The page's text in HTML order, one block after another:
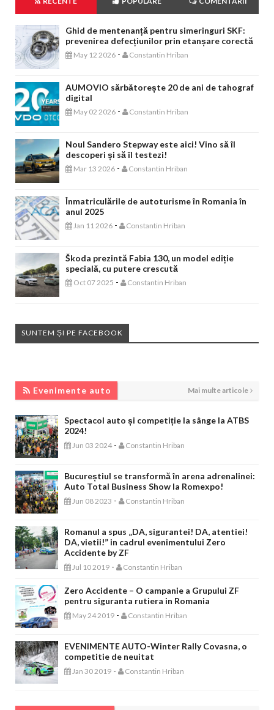
Ghid de mentenanță pentru simeringuri SKF:
prevenirea defecțiunilor prin etanșare corectă
May 12 2026 - Constantin Hriban
AUMOVIO sărbătorește 20 de ani de tahograf
digital
May 02 2026 - Constantin Hriban
Noul Sandero Stepway este aici! Vino să îl
descoperi și să îl testezi!
Mar 13 2026 - Constantin Hriban
Înmatriculările de autoturisme în Romania în
anul 2025
Jan 11 2026 - Constantin Hriban
Škoda prezintă Fabia 130, un model ediție
specială, cu putere crescută
Oct 07 2025 - Constantin Hriban
SUNTEM ȘI PE FACEBOOK
Evenimente auto Mai multe articole
Spectacol auto și competiție la sânge la ATBS
2024!
Jun 03 2024 - Constantin Hriban
Bucureștiul se transformă în arena adrenalinei:
Auto Total Business Show la Romexpo!
Jun 08 2023 - Constantin Hriban
Romanul a spus „DA, sigurantei! DA, atentiei!
DA, vietii!” in cadrul evenimentului Zero
Accidente by ZF
Jul 10 2019 - Constantin Hriban
Zero Accidente – O campanie a Grupului ZF
pentru siguranta rutiera in Romania
May 24 2019 - Constantin Hriban
EVENIMENTE AUTO-Winter Rally Covasna, o
competitie de neuitat
Jan 30 2019 - Constantin Hriban